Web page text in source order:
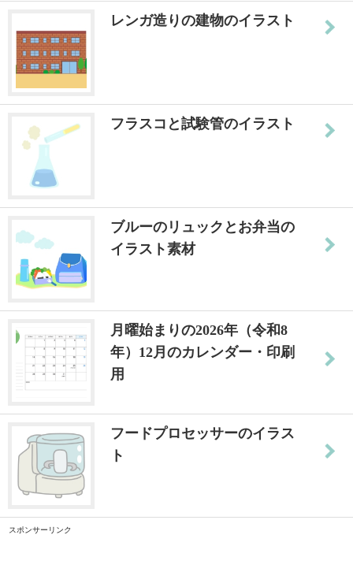
レンガ造りの建物のイラスト
フラスコと試験管のイラスト
ブルーのリュックとお弁当の
イラスト素材
月曜始まりの2026年（令和8
年）12月のカレンダー・印刷
用
フードプロセッサーのイラス
ト
スポンサーリンク